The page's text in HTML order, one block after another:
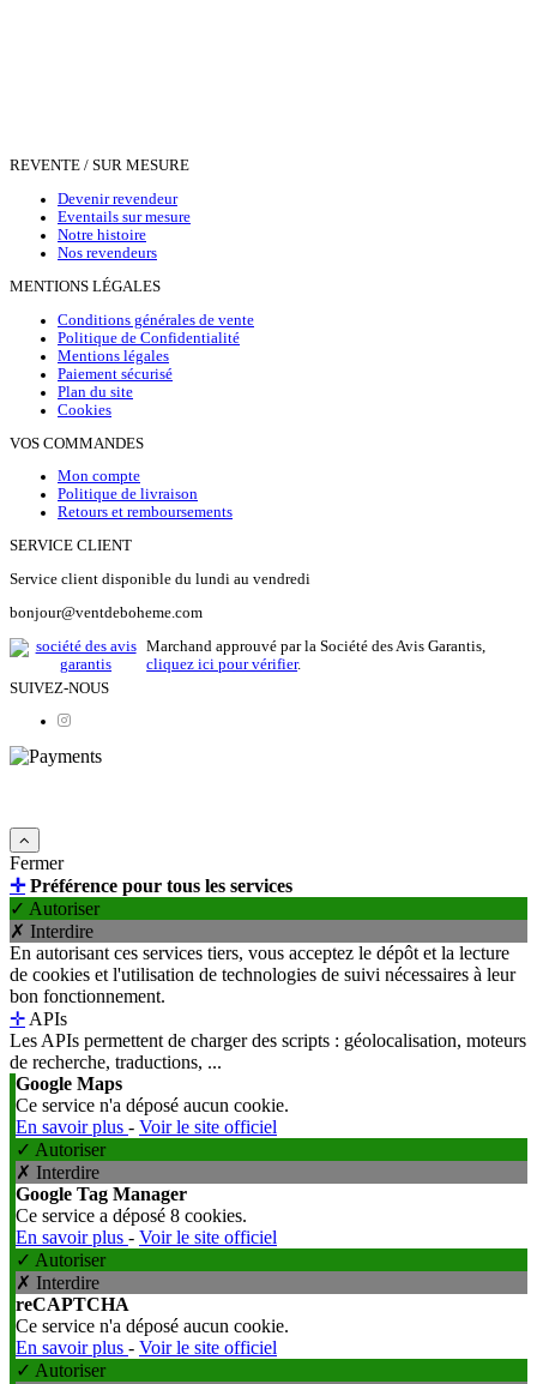
REVENTE / SUR MESURE
Devenir revendeur
Eventails sur mesure
Notre histoire
Nos revendeurs
MENTIONS LÉGALES
Conditions générales de vente
Politique de Confidentialité
Mentions légales
Paiement sécurisé
Plan du site
Cookies
VOS COMMANDES
Mon compte
Politique de livraison
Retours et remboursements
SERVICE CLIENT
Service client disponible du lundi au vendredi
bonjour@ventdeboheme.com
Marchand approuvé par la Société des Avis Garantis,
cliquez ici pour vérifier.
SUIVEZ-NOUS
Fermer
✛Préférence pour tous les services
✓ Autoriser
✗ Interdire
En autorisant ces services tiers, vous acceptez le dépôt et la lecture
de cookies et l'utilisation de technologies de suivi nécessaires à leur
bon fonctionnement.
✛ APIs
Les APIs permettent de charger des scripts : géolocalisation, moteurs
de recherche, traductions, ...
Google Maps
Ce service n'a déposé aucun cookie.
En savoir plus - Voir le site officiel
✓ Autoriser
✗ Interdire
Google Tag Manager
Ce service a déposé 8 cookies.
En savoir plus - Voir le site officiel
✓ Autoriser
✗ Interdire
reCAPTCHA
Ce service n'a déposé aucun cookie.
En savoir plus - Voir le site officiel
✓ Autoriser